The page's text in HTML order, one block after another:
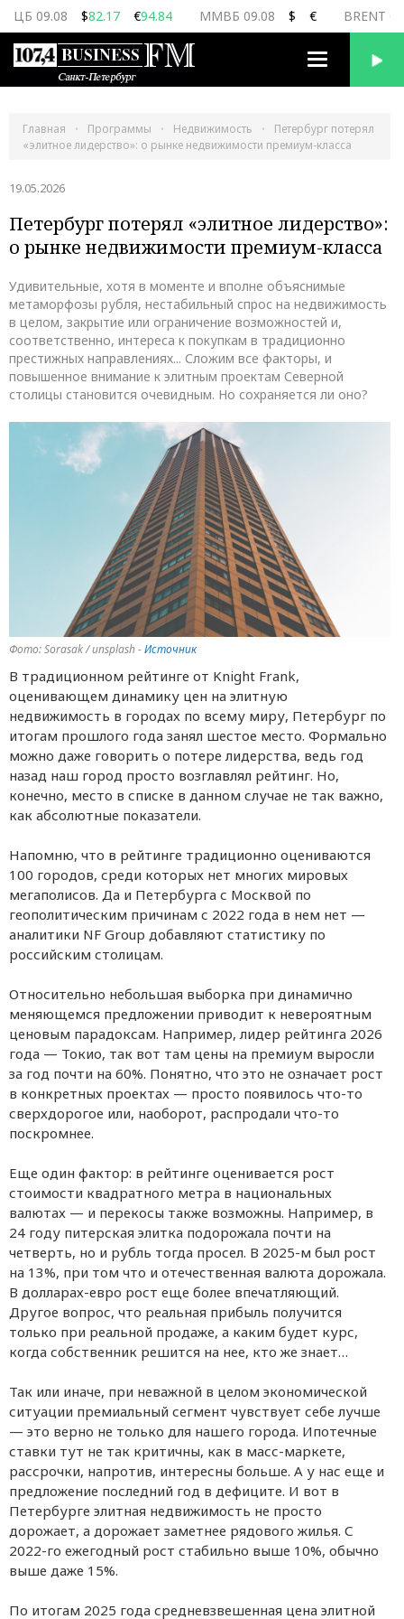
ЦБ 09.08 $82.17 €94.84 ММВБ 09.08 $ € BRENT
Переключить
Главная Программы Недвижимость
Петербург потерял
«элитное лидерство»: о рынке недвижимости премиум-класса
19.05.2026
Петербург потерял «элитное лидерство»:
о рынке недвижимости премиум-класса
Удивительные, хотя в моменте и вполне объяснимые
метаморфозы рубля, нестабильный спрос на недвижимость
в целом, закрытие или ограничение возможностей и,
соответственно, интереса к покупкам в традиционно
престижных направлениях... Сложим все факторы, и
повышенное внимание к элитным проектам Северной
столицы становится очевидным. Но сохраняется ли оно?
Фото: Sorasak / unsplash -Источник
В традиционном рейтинге от Knight Frank,
оценивающем динамику цен на элитную
недвижимость в городах по всему миру, Петербург по
итогам прошлого года занял шестое место. Формально
можно даже говорить о потере лидерства, ведь год
назад наш город просто возглавлял рейтинг. Но,
конечно, место в списке в данном случае не так важно,
как абсолютные показатели.
Напомню, что в рейтинге традиционно оцениваются
100 городов, среди которых нет многих мировых
мегаполисов. Да и Петербурга с Москвой по
геополитическим причинам с 2022 года в нем нет —
аналитики NF Group добавляют статистику по
российским столицам.
Относительно небольшая выборка при динамично
меняющемся предложении приводит к невероятным
ценовым парадоксам. Например, лидер рейтинга 2026
года — Токио, так вот там цены на премиум выросли
за год почти на 60%. Понятно, что это не означает рост
в конкретных проектах — просто появилось что-то
сверхдорогое или, наоборот, распродали что-то
поскромнее.
Еще один фактор: в рейтинге оценивается рост
стоимости квадратного метра в национальных
валютах — и перекосы также возможны. Например, в
24 году питерская элитка подорожала почти на
четверть, но и рубль тогда просел. В 2025-м был рост
на 13%, при том что и отечественная валюта дорожала.
В долларах-евро рост еще более впечатляющий.
Другое вопрос, что реальная прибыль получится
только при реальной продаже, а каким будет курс,
когда собственник решится на нее, кто же знает…
Так или иначе, при неважной в целом экономической
ситуации премиальный сегмент чувствует себе лучше
— это верно не только для нашего города. Ипотечные
ставки тут не так критичны, как в масс-маркете,
рассрочки, напротив, интересны больше. А у нас еще и
предложение последний год в дефиците. И вот в
Петербурге элитная недвижимость не просто
дорожает, а дорожает заметнее рядового жилья. С
2022-го ежегодный рост стабильно выше 10%, обычно
выше даже 15%.
По итогам 2025 года средневзвешенная цена элитной